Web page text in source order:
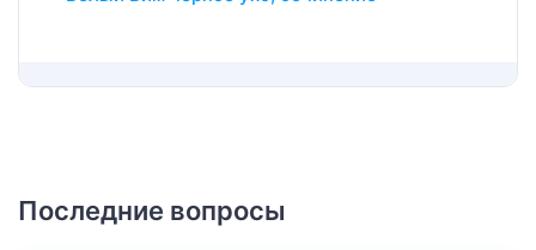
Последние вопросы